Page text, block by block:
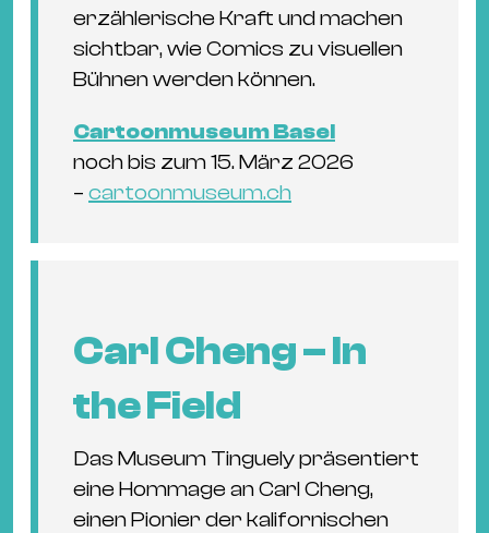
erzählerische Kraft und machen
sichtbar, wie Comics zu visuellen
Bühnen werden können.
Cartoonmuseum Basel
noch bis zum 15. März 2026
– cartoonmuseum.ch
Carl Cheng – In
the Field
Das Museum Tinguely präsentiert
eine Hommage an Carl Cheng,
einen Pionier der kalifornischen